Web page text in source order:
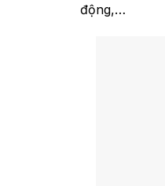
động,…